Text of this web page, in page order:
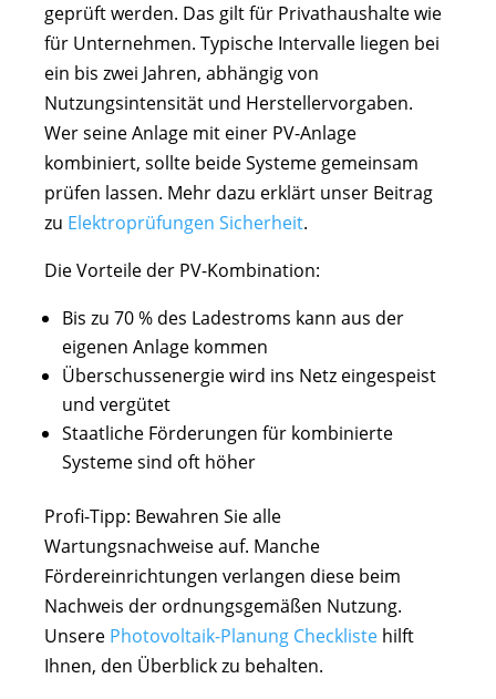
geprüft werden. Das gilt für Privathaushalte wie
für Unternehmen. Typische Intervalle liegen bei
ein bis zwei Jahren, abhängig von
Nutzungsintensität und Herstellervorgaben.
Wer seine Anlage mit einer PV-Anlage
kombiniert, sollte beide Systeme gemeinsam
prüfen lassen. Mehr dazu erklärt unser Beitrag
zu Elektroprüfungen Sicherheit.
Die Vorteile der PV-Kombination:
Bis zu 70 % des Ladestroms kann aus der
eigenen Anlage kommen
Überschussenergie wird ins Netz eingespeist
und vergütet
Staatliche Förderungen für kombinierte
Systeme sind oft höher
Profi-Tipp: Bewahren Sie alle
Wartungsnachweise auf. Manche
Fördereinrichtungen verlangen diese beim
Nachweis der ordnungsgemäßen Nutzung.
Unsere Photovoltaik-Planung Checkliste hilft
Ihnen, den Überblick zu behalten.